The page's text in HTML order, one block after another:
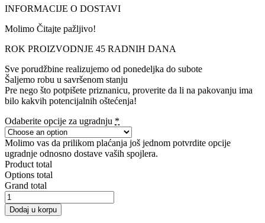
INFORMACIJE O DOSTAVI
Molimo Čitajte pažljivo!
ROK PROIZVODNJE 45 RADNIH DANA
Sve porudžbine realizujemo od ponedeljka do subote
Šaljemo robu u savršenom stanju
Pre nego što potpišete priznanicu, proverite da li na pakovanju ima
bilo kakvih potencijalnih oštećenja!
Odaberite opcije za ugradnju *
Molimo vas da prilikom plaćanja još jednom potvrdite opcije
ugradnje odnosno dostave vaših spojlera.
Product total
Options total
Grand total
REAR
SIDE
SPLITTERS
Dodaj u korpu